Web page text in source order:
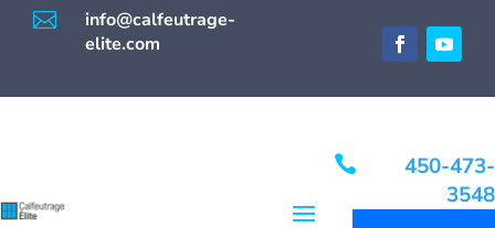

info@calfeutrage-
elite.com

450-473-
3548